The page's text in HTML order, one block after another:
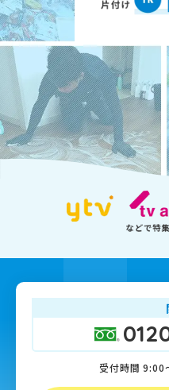
受付時間 9:00